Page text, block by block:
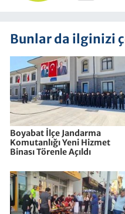
Bunlar da ilginizi
Boyabat İlçe Jandarma
Komutanlığı Yeni Hizmet
Binası Törenle Açıldı